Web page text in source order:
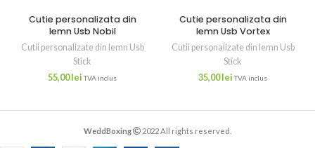
Cutie personalizata din
lemn Usb Nobil
Cutii personalizate din lemn Usb
Stick
55,00 lei TVA inclus
Cutie personalizata din
lemn Usb Vortex
Cutii personalizate din lemn Usb
Stick
35,00 lei TVA inclus
WeddBoxing 2022 All rights reserved.